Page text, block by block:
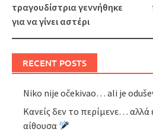
τραγουδίστρια γεννήθηκε
για να γίνει αστέρι
RECENT POSTS
Niko nije očekivao… ali je
Κανείς δεν το περίμενε…
αίθουσα